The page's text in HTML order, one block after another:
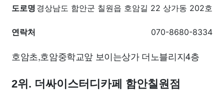
도로명 경상남도 함안군 칠원읍 호암길 22 상가동 202호
연락처 070-8680-8334
호암초,호암중학교앞 보이는상가 더노블리지4층
2위. 더싸이스터디카페 함안칠원점